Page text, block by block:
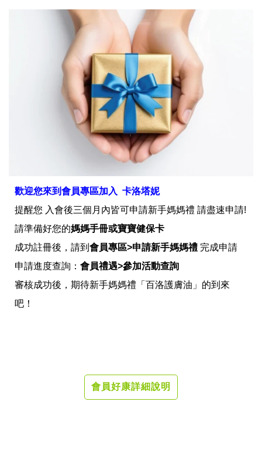
歡迎您來到會員專區加入 卡洛塔妮
提醒您 入會後三個月內皆可申請新手媽媽禮 請盡速申請!
請準備好您的媽媽手冊或寶寶健保卡
成功註冊後，請到 會員專區>申請新手媽媽禮 完成申請
申請進度查詢： 會員禮遇>參加活動查詢
審核成功後，期待新手媽媽禮「百洛護膚油」的到來
吧！
會員好康詳細說明